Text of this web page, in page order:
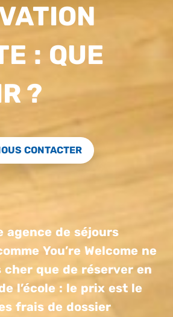
: QUE
?
CONTACTER
agence de séjours
You’re Welcome ne
que de réserver en
l’école : le prix est le
frais de dossier